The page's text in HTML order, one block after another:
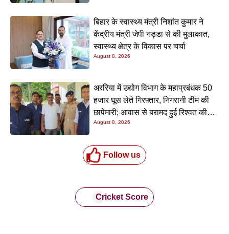
बिहार के स्वास्थ्य मंत्री निशांत कुमार ने
केंद्रीय मंत्री जेपी नड्डा से की मुलाकात,
स्वास्थ्य क्षेत्र के विकास पर चर्चा
August 8, 2026
अररिया में उद्योग विभाग के महाप्रबंधक 50
हजार घूस लेते गिरफ्तार, निगरानी टीम की
छापेमारी; आवास से बरामद हुई रिश्वत की
रकम
August 8, 2026
Follow us
Cricket Score